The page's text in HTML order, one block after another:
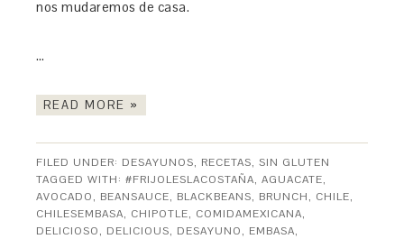
nos mudaremos de casa.
…
READ MORE »
FILED UNDER: DESAYUNOS, RECETAS,SIN GLUTEN
TAGGED WITH:#FRIJOLESLACOSTAÑA,AGUACATE,
AVOCADO, BEANSAUCE, BLACKBEANS, BRUNCH, CHILE,
CHILESEMBASA, CHIPOTLE, COMIDAMEXICANA,
DELICIOSO, DELICIOUS, DESAYUNO, EMBASA,